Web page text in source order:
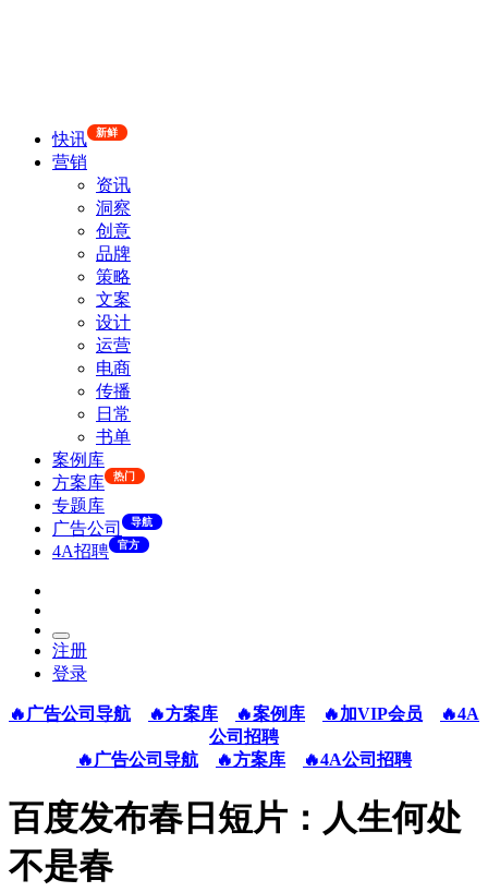
快讯 新鲜
营销
资讯
洞察
创意
品牌
策略
文案
设计
运营
电商
传播
日常
书单
案例库
方案库
热门
专题库
广告公司
导航
4A招聘 官方
注册
登录
🔥广告公司导航 🔥方案库 🔥案例库 🔥加VIP会员
🔥4A
公司招聘
🔥广告公司导航
🔥方案库 🔥4A公司招聘
百度发布春日短片：人生何处
不是春